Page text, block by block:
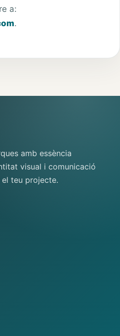
a:
.
amb essència
visual i comunicació
teu projecte.